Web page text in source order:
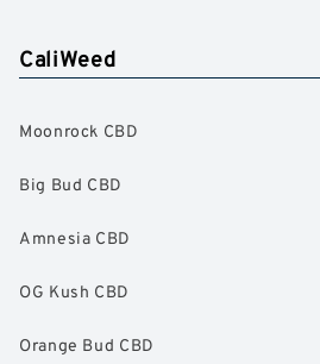
CaliWeed
Moonrock CBD
Big Bud CBD
Amnesia CBD
OG Kush CBD
Orange Bud CBD